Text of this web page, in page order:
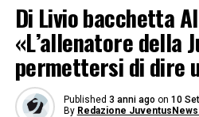
Di Livio bacchetta
«L’allenatore della
permettersi di dire
Published 3 anni ago on 10
By Redazione